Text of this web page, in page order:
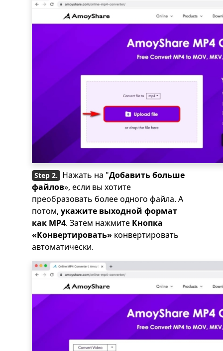
Нажать на "Добавить больше
файлов», если вы хотите
преобразовать более одного файла. А
потом, укажите выходной формат
как MP4. Затем нажмите Кнопка
«Конвертировать» конвертировать
автоматически.